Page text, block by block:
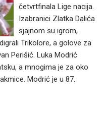
četvrtfinala Lige nacija.
Izabranici Zlatka Dalića
sjajnom su igrom,
Trikolore, a golove za
Perišić. Luka Modrić
a mnogima je za oko
Modrić je u 87.